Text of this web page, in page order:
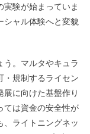
験が始まっていま
シャル体験へと変貌
。マルタやキュラ
・規制するライセン
に向けた基盤作り
ては資金の安全性が
ライトニングネッ